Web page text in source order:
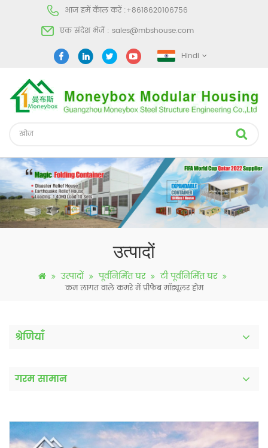
आज हमें कॅाल करें :+8618620106756
एक संदेश भेजें : sales@mbshouse.com
Hindi
उत्पादों
उत्पादों पूर्वनिर्मित घर टी पूर्वनिर्मित घर
कम लागत वाले कमरे में प्रीफैब मॉड्यूलर होम
श्रेणियाँ
गरम सामान